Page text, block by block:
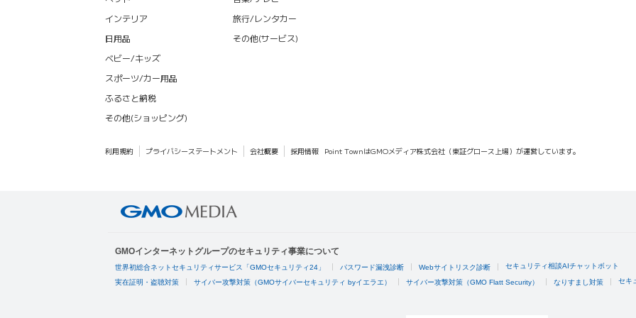
インテリア
日用品
ベビー/キッズ
スポーツ/カー用品
ふるさと納税
その他(ショッピング)
旅行/レンタカー
その他(サービス)
利用規約 プライバシーステートメント 会社概要 採用情報 Point TownはGMOメディア株式会社（東証グロース上場）が運営しています。
GMOインターネットグループのセキュリティ事業について
世界初総合ネットセキュリティサービス「GMOセキュリティ24」 パスワード漏洩診断 Webサイトリスク診断 セキュリティ相談AIチャットボット
実在証明・盗聴対策 サイバー攻撃対策（GMOサイバーセキュリティ byイエラエ） サイバー攻撃対策（GMO Flatt Security） なりすまし対策 セキ